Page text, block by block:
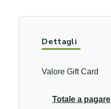
Dettagli
Valore Gift Card
Totale a pagare